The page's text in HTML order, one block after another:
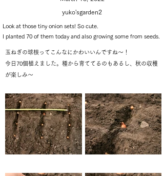
yuko'sgarden2
Look at those tiny onion sets! So cute.
I planted 70 of them today and also growing some from seeds.
玉ねぎの球根ってこんなにかわいいんですね〜！
今日70個植えました。種から育ててるのもあるし、秋の収穫
が楽しみ〜